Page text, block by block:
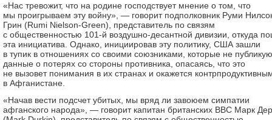
«Нас тревожит, что на родине господствует мнение о том, что
мы проигрываем эту войну», — говорит подполковник Руми
Грин (Rumi Nielson-Green), представитель по связям
с общественностью 101-й воздушно-десантной дивизии, откуда
эта инициатива. Однако, инициировав эту политику, США зашли
в тупик в отношениях со своими союзниками, которые не
данные о потерях со стороны противника, опасаясь, что это
не вызовет понимания в их странах и окажется
в Афганистане.
«Начав вести подсчет убитых, мы вряд ли завоюем симпатии
афганского народа», — говорит капитан британских ВВС Марк